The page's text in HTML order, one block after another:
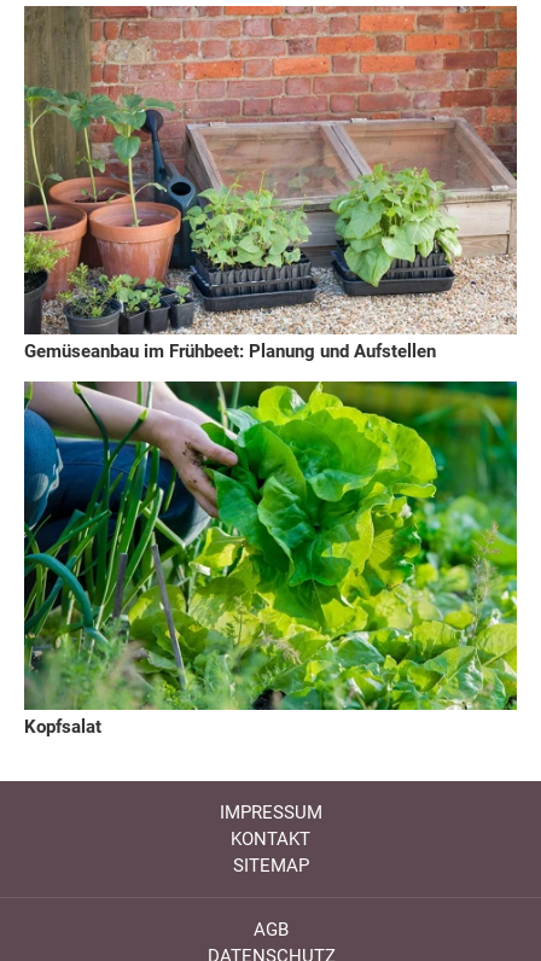
Gemüseanbau im Frühbeet: Planung und Aufstellen
Kopfsalat
IMPRESSUM
KONTAKT
SITEMAP
AGB
DATENSCHUTZ